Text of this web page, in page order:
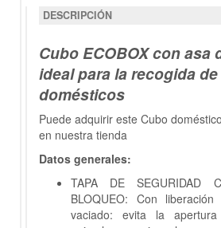
DESCRIPCIÓN
Cubo ECOBOX con asa
ideal para la recogida
domésticos
Puede adquirir este Cubo
en nuestra tienda
Datos generales:
TAPA DE SEGURIDAD
BLOQUEO: Con
vaciado: evita la